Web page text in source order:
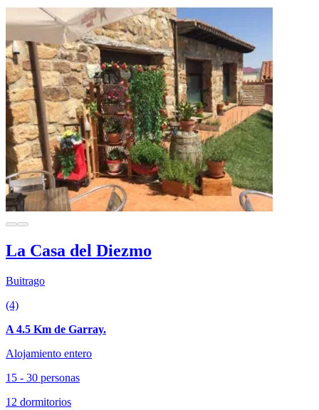
La Casa del Diezmo
Buitrago
(4)
A 4.5 Km de Garray.
Alojamiento entero
15 - 30 personas
12 dormitorios